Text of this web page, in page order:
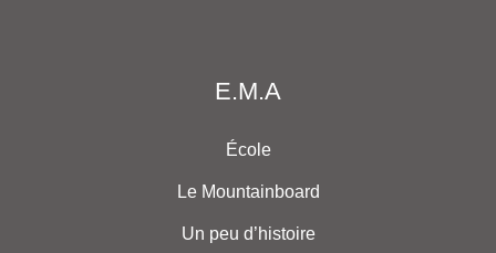
E.M.A
École
Le Mountainboard
Un peu d’histoire